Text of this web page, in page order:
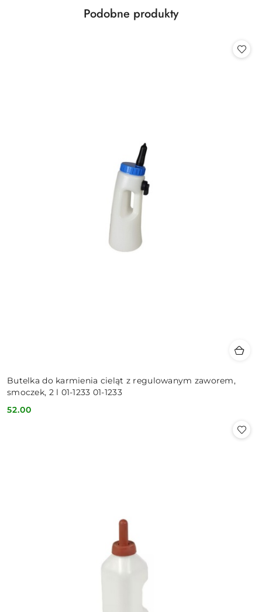
Pomiń karuzelę produktów
Produkty
Podobne produkty
Butelka do karmienia cieląt z regulowanym zaworem,
smoczek, 2 l 01-1233 01-1233
Cena:
52.00